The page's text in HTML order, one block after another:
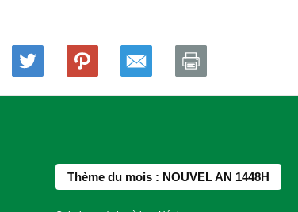
Thème du mois : NOUVEL AN 1448H